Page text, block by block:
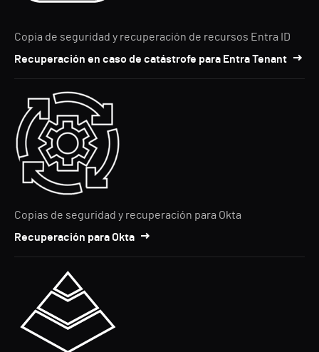
Copia de seguridad y recuperación de recursos Entra ID
Recuperación en caso de catástrofe para Entra Tenant
Copias de seguridad y recuperación para Okta
Recuperación para Okta